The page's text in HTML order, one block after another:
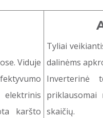
Viduje
karšto
Tyliai
dalinėms
Inverterinė
skaičių.